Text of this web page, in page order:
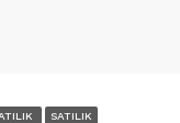
SATILIK